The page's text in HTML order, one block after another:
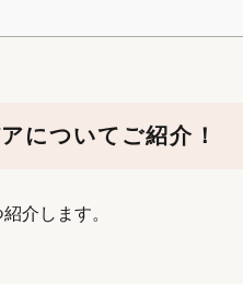
についてご紹介！
介します。